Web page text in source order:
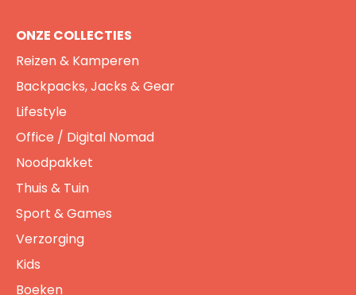
ONZE COLLECTIES
Reizen & Kamperen
Backpacks, Jacks & Gear
Lifestyle
Office / Digital Nomad
Noodpakket
Thuis & Tuin
Sport & Games
Verzorging
Kids
Boeken